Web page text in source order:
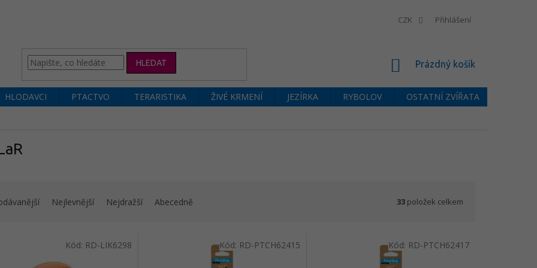
CZK Přihlášení
HLEDAT
NÁKUPNÍ
Prázdný košík
HLODAVCI PTACTVO TERARISTIKA ŽIVÉ KRMENÍ JEZÍRKA RYBOLOV OSTATNÍ ZVÍŘATA
Nejlevnější Nejdražší Abecedně 33 položek celkem
Kód: RD-LIK6298 Kód: RD-PTCH62415 Kód: RD-PTCH62417